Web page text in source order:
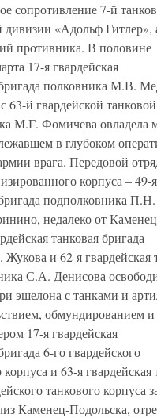
сопротивление 7-й
дивизии «Адольф Гитлер»,
противника. В половине
17-я гвардейская
полковника М.В.
63-й гвардейской танковой
М.Г. Фомичева овладела
в глубоком
врага. Передовой
корпуса – 49-я
подполковника
недалеко от
танковая бригада
и 62-я гвардейская
С.А. Денисова
эшелона с танками и
обмундированием и
17-я гвардейская
6-го гвардейского
и 63-я гвардейская
танкового корпуса
Каменец-Подольска,